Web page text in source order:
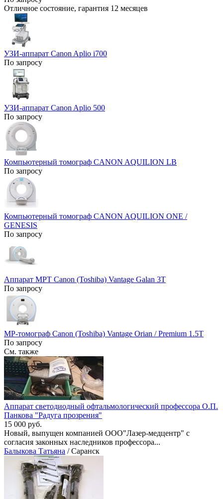
Отличное состояние, гарантия 12 месяцев
УЗИ-аппарат Canon Aplio i700
По запросу
УЗИ-аппарат Canon Aplio 500
По запросу
Компьютерный томограф CANON AQUILION LB
По запросу
Компьютерный томограф CANON AQUILION ONE /
GENESIS
По запросу
Аппарат МРТ Canon (Toshiba) Vantage Galan 3T
По запросу
МР-томограф Canon (Toshiba) Vantage Orian / Premium 1.5T
По запросу
См. также
Аппарат светодиодный офтальмологический профессора О.П.
Панкова "Радуга прозрения"
15 000 руб.
Новый, выпущен компанией ООО"Лазер-медцентр" с
согласия законных наследников профессора...
Балыкова Татьяна / Саранск